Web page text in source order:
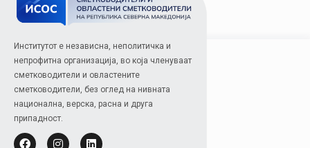
Институтот е независна, неполитичка и
непрофитна организација, во која членуваат
сметководители и овластените
сметководители, без оглед на нивната
национална, верска, расна и друга
припадност.